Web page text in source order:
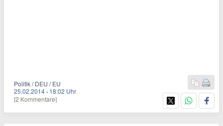
Politik / DEU / EU
25.02.2014 · 18:02 Uhr
[2 Kommentare]